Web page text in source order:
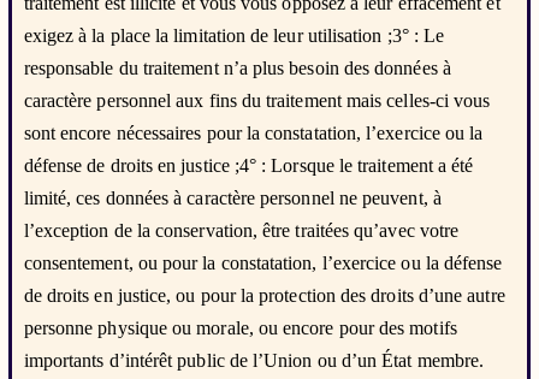
exigez à la place la limitation de leur utilisation ;3° : Le
responsable du traitement n’a plus besoin des données à
caractère personnel aux fins du traitement mais celles-ci vous
sont encore nécessaires pour la constatation, l’exercice ou la
défense de droits en justice ;4° : Lorsque le traitement a été
limité, ces données à caractère personnel ne peuvent, à
l’exception de la conservation, être traitées qu’avec votre
consentement, ou pour la constatation, l’exercice ou la défense
de droits en justice, ou pour la protection des droits d’une autre
personne physique ou morale, ou encore pour des motifs
importants d’intérêt public de l’Union ou d’un État membre.